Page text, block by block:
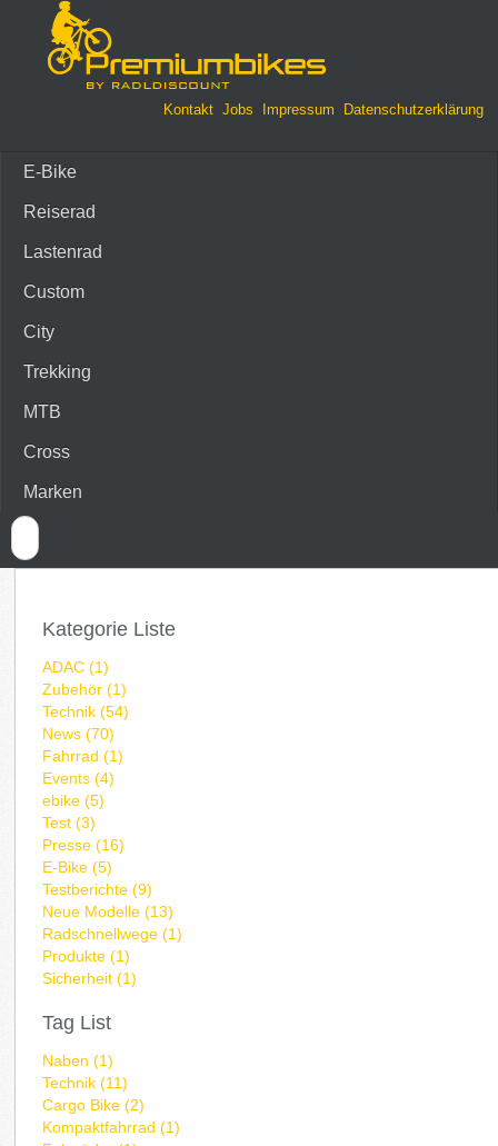
Kontakt Jobs Impressum Datenschutzerklärung
E-Bike
Reiserad
Lastenrad
Custom
City
Trekking
MTB
Cross
Marken
Kategorie Liste
ADAC (1)
Zubehör (1)
Technik (54)
News (70)
Fahrrad (1)
Events (4)
ebike (5)
Test (3)
Presse (16)
E-Bike (5)
Testberichte (9)
Neue Modelle (13)
Radschnellwege (1)
Produkte (1)
Sicherheit (1)
Tag List
Naben (1)
Technik (11)
Cargo Bike (2)
Kompaktfahrrad (1)